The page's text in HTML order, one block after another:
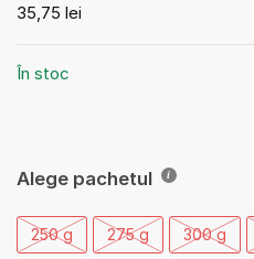
35,75 lei
În stoc
Alege pachetul
250 g 275 g 300 g